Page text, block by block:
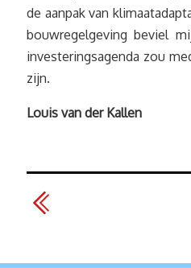
de aanpak van
bouwregelgeving beviel
investeringsagenda zou
zijn.
Louis van der Kallen